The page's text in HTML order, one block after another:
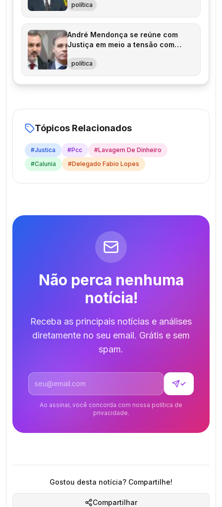
política
André Mendonça se reúne com
Justiça em meio a tensão com
política
Tópicos Relacionados
#Justica #Pcc #Lavagem De Dinheiro
#Calunia #Delegado Fabio Lopes
Não perca nenhuma
notícia!
Receba as principais notícias e análises
diretamente no seu email. Grátis e sem
spam.
Endereço de email
✓
Ao assinar, você concorda com nossa política de
privacidade.
Gostou desta notícia? Compartilhe!
Compartilhar